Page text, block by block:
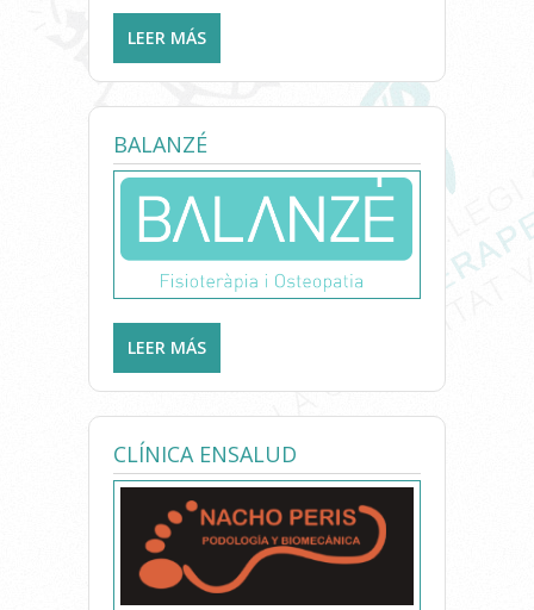
LEER MÁS
FIMART
BALANZÉ
LEER MÁS
CLÍNICA ENSALUD